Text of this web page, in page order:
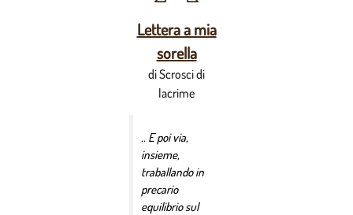
Lettera a mia
sorella
di Scrosci di
lacrime
.. E poi via,
insieme,
traballando in
precario
equilibrio sul